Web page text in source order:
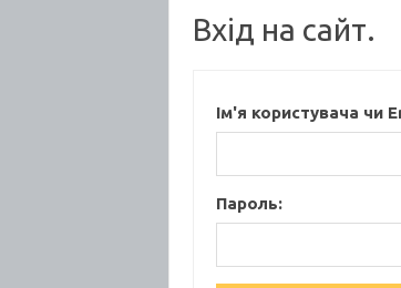
Вхід на сайт.
Ім'я користувача чи
Пароль: